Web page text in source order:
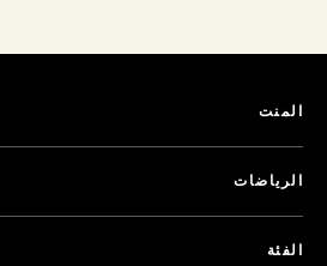
المنت
الرياضات
الفئة